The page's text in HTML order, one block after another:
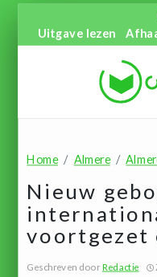
Uitgave lezen
Home Almere
Nieuw
voortgezet
Geschreven doorRedactie